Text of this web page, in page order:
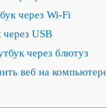
через Wi-Fi
через USB
через блютуз
веб на